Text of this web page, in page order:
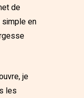
de
en
je
les